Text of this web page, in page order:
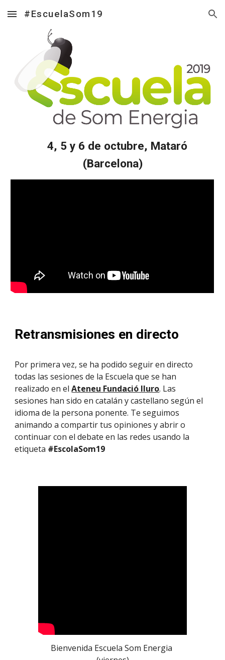
Skip to main content Skip to navigation
#EscuelaSom19
(Barcelona)
Retransmisiones en directo
Por primera vez, se ha podido seguir en directo
todas las sesiones de la Escuela que se han
realizado en el Ateneu Fundació Iluro. Las
sesiones han sido en catalán y castellano según el
idioma de la persona ponente. Te seguimos
animando a compartir tus opiniones y abrir o
continuar con el debate en las redes usando la
etiqueta #EscolaSom19
Bienvenida Escuela Som Energia